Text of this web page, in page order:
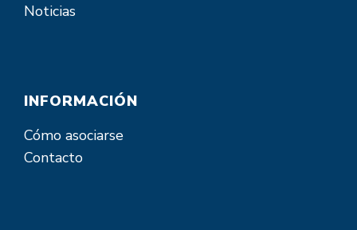
Noticias
INFORMACIÓN
Cómo asociarse
Contacto